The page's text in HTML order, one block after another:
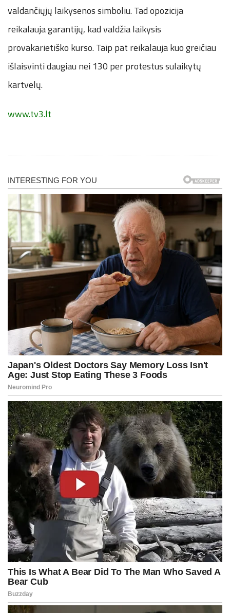
valdančiųjų laikysenos simboliu. Tad opozicija
reikalauja garantijų, kad valdžia laikysis
provakarietiško kurso. Taip pat reikalauja kuo greičiau
išlaisvinti daugiau nei 130 per protestus sulaikytų
kartvelų.
www.tv3.lt